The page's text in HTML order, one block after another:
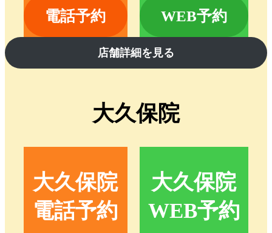
電話予約 WEB予約
店舗詳細を見る
大久保院
大久保院
電話予約
大久保院
WEB予約